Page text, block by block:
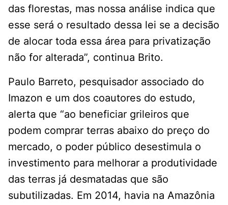
das florestas, mas nossa análise indica que
esse será o resultado dessa lei se a decisão
de alocar toda essa área para privatização
não for alterada”, continua Brito.
Paulo Barreto, pesquisador associado do
Imazon e um dos coautores do estudo,
alerta que “ao beneficiar grileiros que
podem comprar terras abaixo do preço do
mercado, o poder público desestimula o
investimento para melhorar a produtividade
das terras já desmatadas que são
subutilizadas. Em 2014, havia na Amazônia